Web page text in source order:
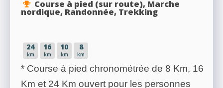
Course à pied (sur route), Marche
nordique, Randonnée, Trekking
24
km
16
km
10
km
8
km
* Course à pied chronométrée de 8 Km, 16
Km et 24 Km ouvert pour les personnes